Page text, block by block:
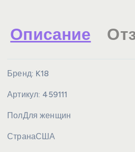
Описание
Бренд: K18
Артикул: 459111
ПолДля женщин
СтранаСША